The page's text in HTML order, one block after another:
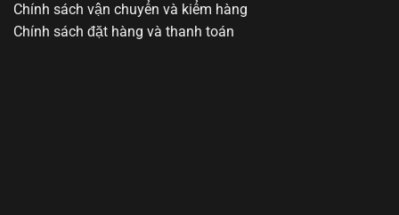
Chính sách vận chuyển và kiểm hàng
Chính sách đặt hàng và thanh toán